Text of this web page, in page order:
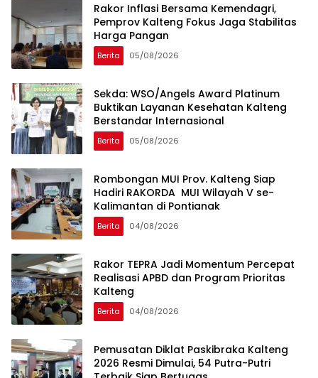
Rakor Inflasi Bersama Kemendagri,
Pemprov Kalteng Fokus Jaga Stabilitas
Harga Pangan
Berita 05/08/2026
Sekda: WSO/Angels Award Platinum
Buktikan Layanan Kesehatan Kalteng
Berstandar Internasional
Berita 05/08/2026
Rombongan MUI Prov. Kalteng Siap
Hadiri RAKORDA MUI Wilayah V se-
Kalimantan di Pontianak
Berita 04/08/2026
Rakor TEPRA Jadi Momentum Percepat
Realisasi APBD dan Program Prioritas
Kalteng
Berita 04/08/2026
Pemusatan Diklat Paskibraka Kalteng
2026 Resmi Dimulai, 54 Putra-Putri